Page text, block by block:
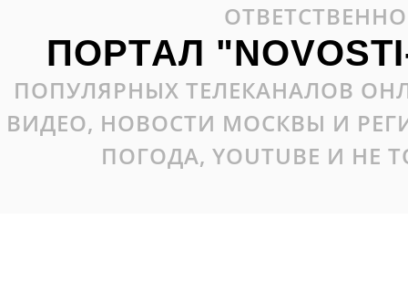
ПОРТАЛ
ПОПУЛЯРНЫХ ТЕЛЕКАНАЛОВ
ВИДЕО, НОВОСТИ МОСКВЫ И
ПОГОДА, YOUTUBE И